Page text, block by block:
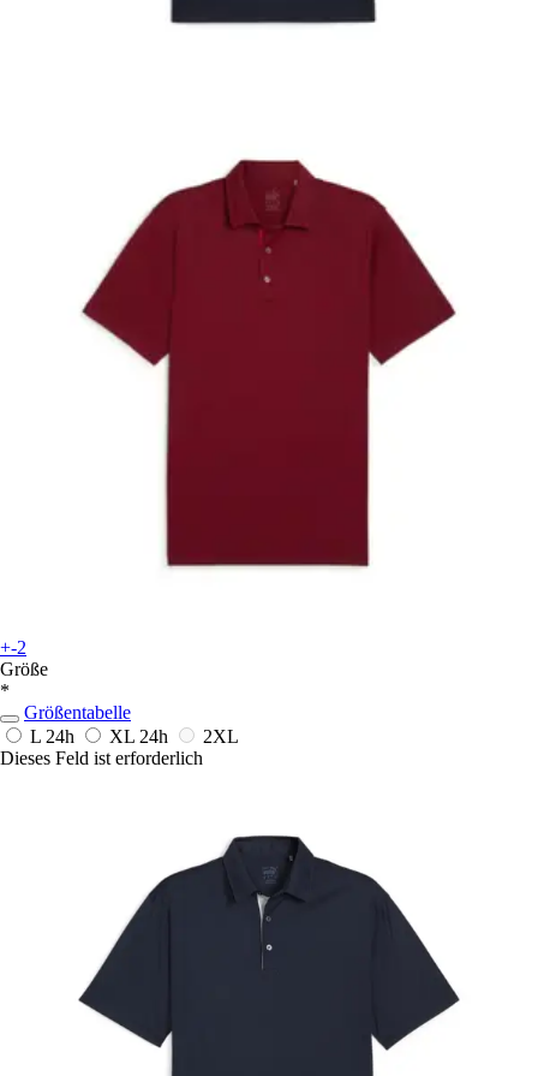
+-2
Größe
*
Größentabelle
L 24h XL 24h
2XL
Dieses Feld ist erforderlich